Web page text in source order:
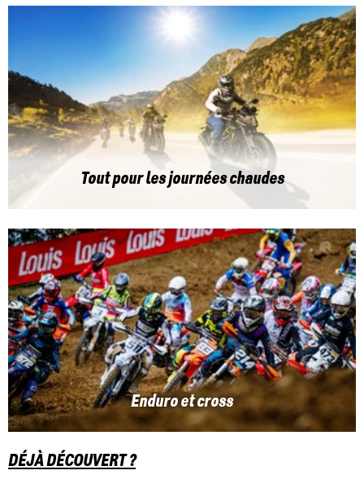
Tout pour les journées chaudes
Enduro et cross
DÉJÀ DÉCOUVERT ?